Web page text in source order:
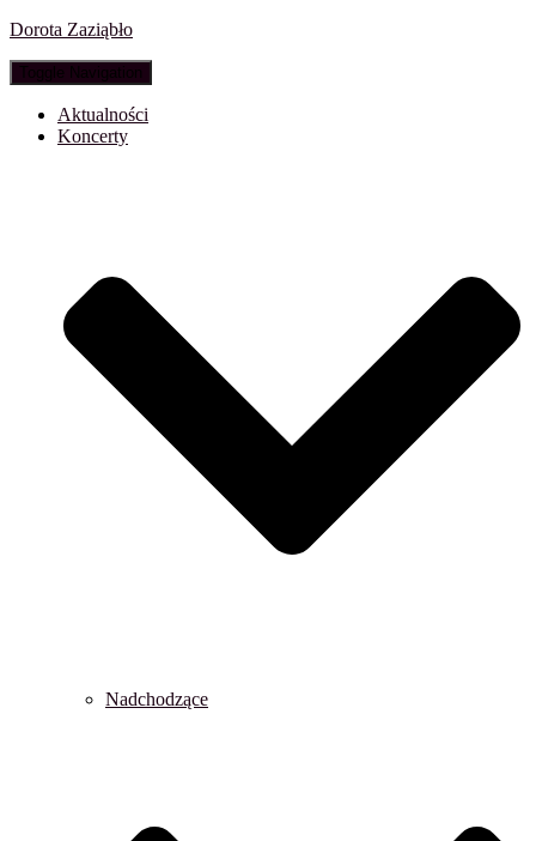
Dorota Zaziąbło
Toggle Navigation
Aktualności
Koncerty
Nadchodzące